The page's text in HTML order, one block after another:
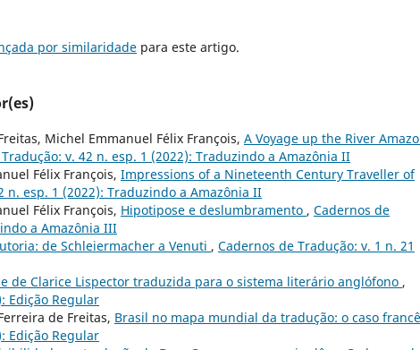
por similaridade para este artigo.
Michel Emmanuel Félix François, A Voyage up the River
v. 42 n. esp. 1 (2022): Traduzindo a Amazônia II
Félix François, Impressions of a Nineteenth Century Traveller of
n. esp. 1 (2022): Traduzindo a Amazônia II
Félix François, Hipotipose e deslumbramento , Cadernos de
a Amazônia III
de Schleiermacher a Venuti , Cadernos de Tradução: v. 1 n. 21
de Clarice Lispector traduzida para o sistema literário anglófono ,
Edição Regular
de Freitas, Brasil no mapa mundial da tradução: o caso
Edição Regular